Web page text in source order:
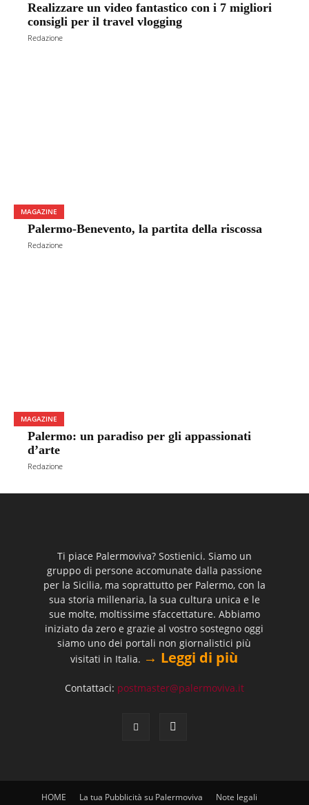
Realizzare un video fantastico con i 7 migliori
consigli per il travel vlogging
Redazione
MAGAZINE
Palermo-Benevento, la partita della riscossa
Redazione
MAGAZINE
Palermo: un paradiso per gli appassionati
d’arte
Redazione
Ti piace Palermoviva? Sostienici. Siamo un
gruppo di persone accomunate dalla passione
per la Sicilia, ma soprattutto per Palermo, con la
sua storia millenaria, la sua cultura unica e le
sue molte, moltissime sfaccettature. Abbiamo
iniziato da zero e grazie al vostro sostegno oggi
siamo uno dei portali non giornalistici più
visitati in Italia. → Leggi di più
Contattaci: postmaster@palermoviva.it
HOME La tua Pubblicità su Palermoviva Note legali